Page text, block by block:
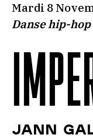
Mardi 8
Danse hip-
Jann